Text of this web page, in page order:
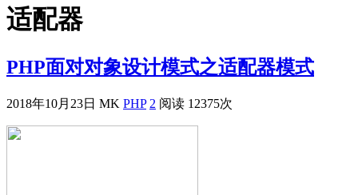
适配器
PHP面对对象设计模式之适配器模式
2018年10月23日 MK PHP 2 阅读 12375次